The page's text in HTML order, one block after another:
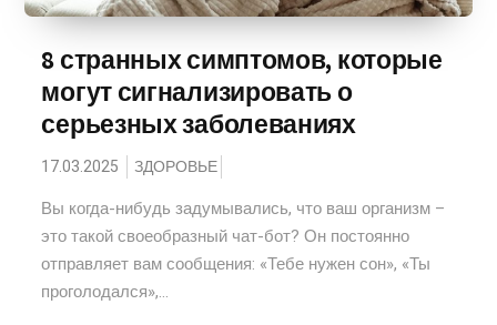
8 странных симптомов, которые
могут сигнализировать о
серьезных заболеваниях
17.03.2025 ЗДОРОВЬЕ
Вы когда-нибудь задумывались, что ваш организм –
это такой своеобразный чат-бот? Он постоянно
отправляет вам сообщения: «Тебе нужен сон», «Ты
проголодался»,...